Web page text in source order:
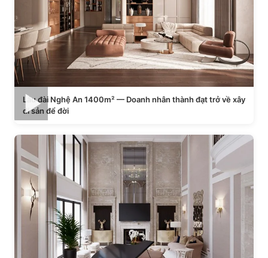
Lâu đài Nghệ An 1400m² — Doanh nhân thành đạt trở về xây
di sản để đời